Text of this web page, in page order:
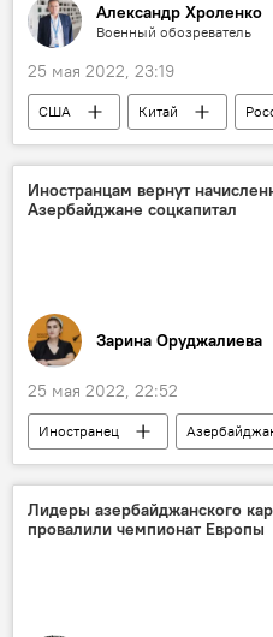
Александр Хроленко
Военный обозреватель
25 мая 2022, 23:19
США Китай
Предупреждение
Иностранцам вернут
Азербайджане соцкапитал
Зарина Оруджалиева
25 мая 2022, 22:52
Иностранец
пенсии
Социальное
Социальная защита
Экономика
ЖИЗНЬ
Лидеры азербайджанского
провалили чемпионат Европы